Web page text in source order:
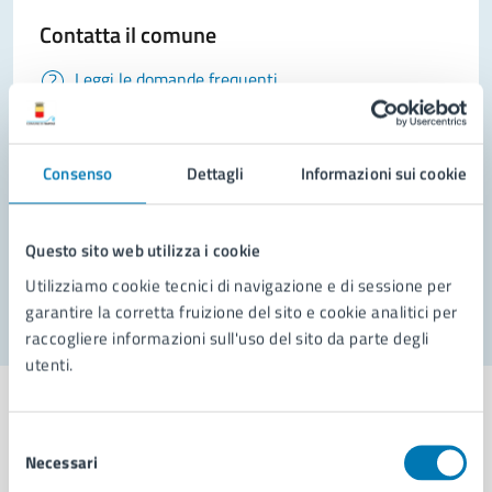
Consenso Dettagli Informazioni sui cookie
Questo sito web utilizza i cookie
Utilizziamo cookie tecnici di navigazione e di sessione per
garantire la corretta fruizione del sito e cookie analitici per
raccogliere informazioni sull'uso del sito da parte degli
utenti.
delNecessari
Contatta il comune
Leggi le domande frequenti
Prenota appuntamento